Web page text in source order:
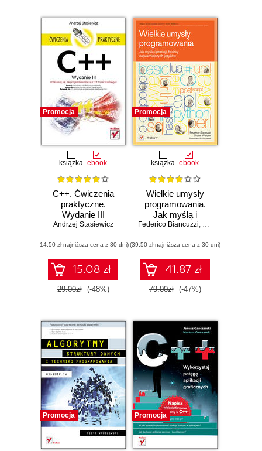
Promocja
książka ebook
C++. Ćwiczenia
praktyczne.
Wydanie III
Andrzej Stasiewicz
(14,50 zł najniższa cena z 30 dni)
15.08 zł
29.00zł (-48%)
Promocja
książka ebook
Wielkie umysły
programowania.
Jak myślą i
pracują twórcy
języków
Federico Biancuzzi, Shane Warden
(39,50 zł najniższa cena z 30 dni)
41.87 zł
79.00zł (-47%)
Promocja Promocja